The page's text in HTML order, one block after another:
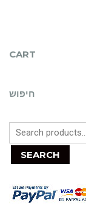
CART
חיפוש
SEARCH